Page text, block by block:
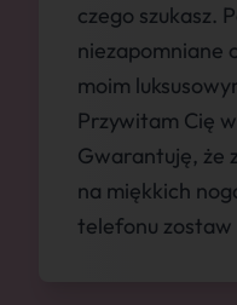
czego szukasz.
niezapomniane
moim
Przywitam Cię
Gwarantuję, że
na miękkich
telefonu zostaw